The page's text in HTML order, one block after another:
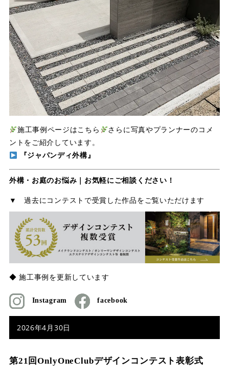
施工事例ページはこちら
さらに写真やプランナーのコメ
ントをご紹介しています。
『ジャパンディ外構』
外構・お庭のお悩み｜お気軽にご相談ください！
▼ 過去にコンテストで受賞した作品をご覧いただけます
◆ 施工事例を更新しています
Instagram facebook
2026年4月30日
第21回OnlyOneClubデザインコンテスト表彰式